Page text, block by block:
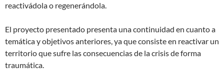
reactivádola o regenerándola.
El proyecto presentado presenta una continuidad en cuanto a
temática y objetivos anteriores, ya que consiste en reactivar un
territorio que sufre las consecuencias de la crisis de forma
traumática.